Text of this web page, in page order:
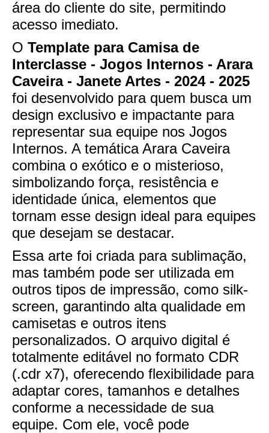
área do cliente do site, permitindo
acesso imediato.
O Template para Camisa de
Interclasse - Jogos Internos - Arara
Caveira - Janete Artes - 2024 - 2025
foi desenvolvido para quem busca um
design exclusivo e impactante para
representar sua equipe nos Jogos
Internos. A temática Arara Caveira
combina o exótico e o misterioso,
simbolizando força, resistência e
identidade única, elementos que
tornam esse design ideal para equipes
que desejam se destacar.
Essa arte foi criada para sublimação,
mas também pode ser utilizada em
outros tipos de impressão, como silk-
screen, garantindo alta qualidade em
camisetas e outros itens
personalizados. O arquivo digital é
totalmente editável no formato CDR
(.cdr x7), oferecendo flexibilidade para
adaptar cores, tamanhos e detalhes
conforme a necessidade de sua
equipe. Com ele, você pode